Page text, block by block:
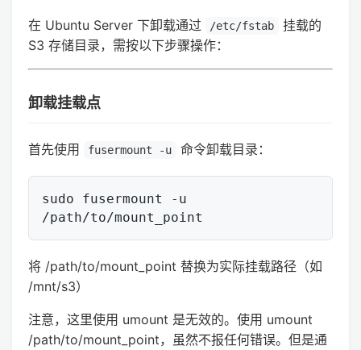
在 Ubuntu Server 下卸载通过 /etc/fstab
挂载的
S3 存储目录，需按以下步骤操作：
卸载挂载点
首先使用 fusermount -u 命令卸载目录：
sudo fusermount -u
将 /path/to/mount_point 替换为实际挂载路径（如
/mnt/s3）
注意，这里使用 umount 是无效的。使用 umount
/path/to/mount_point，虽然不报任何错误。但是通